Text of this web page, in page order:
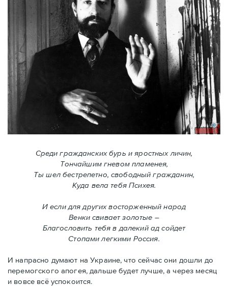
Среди гражданских бурь и яростных личин,
Тончайшим гневом пламенея,
Ты шел бестрепетно, свободный гражданин,
Куда вела тебя Психея.
И если для других восторженный народ
Венки свивает золотые –
Благословить тебя в далекий ад сойдет
Стопами легкими Россия.
И напрасно думают на Украине, что сейчас они дошли до
перемогского апогея, дальше будет лучше, а через месяц
и вовсе всё успокоится.